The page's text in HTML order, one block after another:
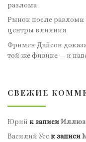
разлома
Рынок после
центры влияния
Фримен Дайсон
той же физике — и
СВЕЖИЕ
Юрий к записи
Василий Усс к записи